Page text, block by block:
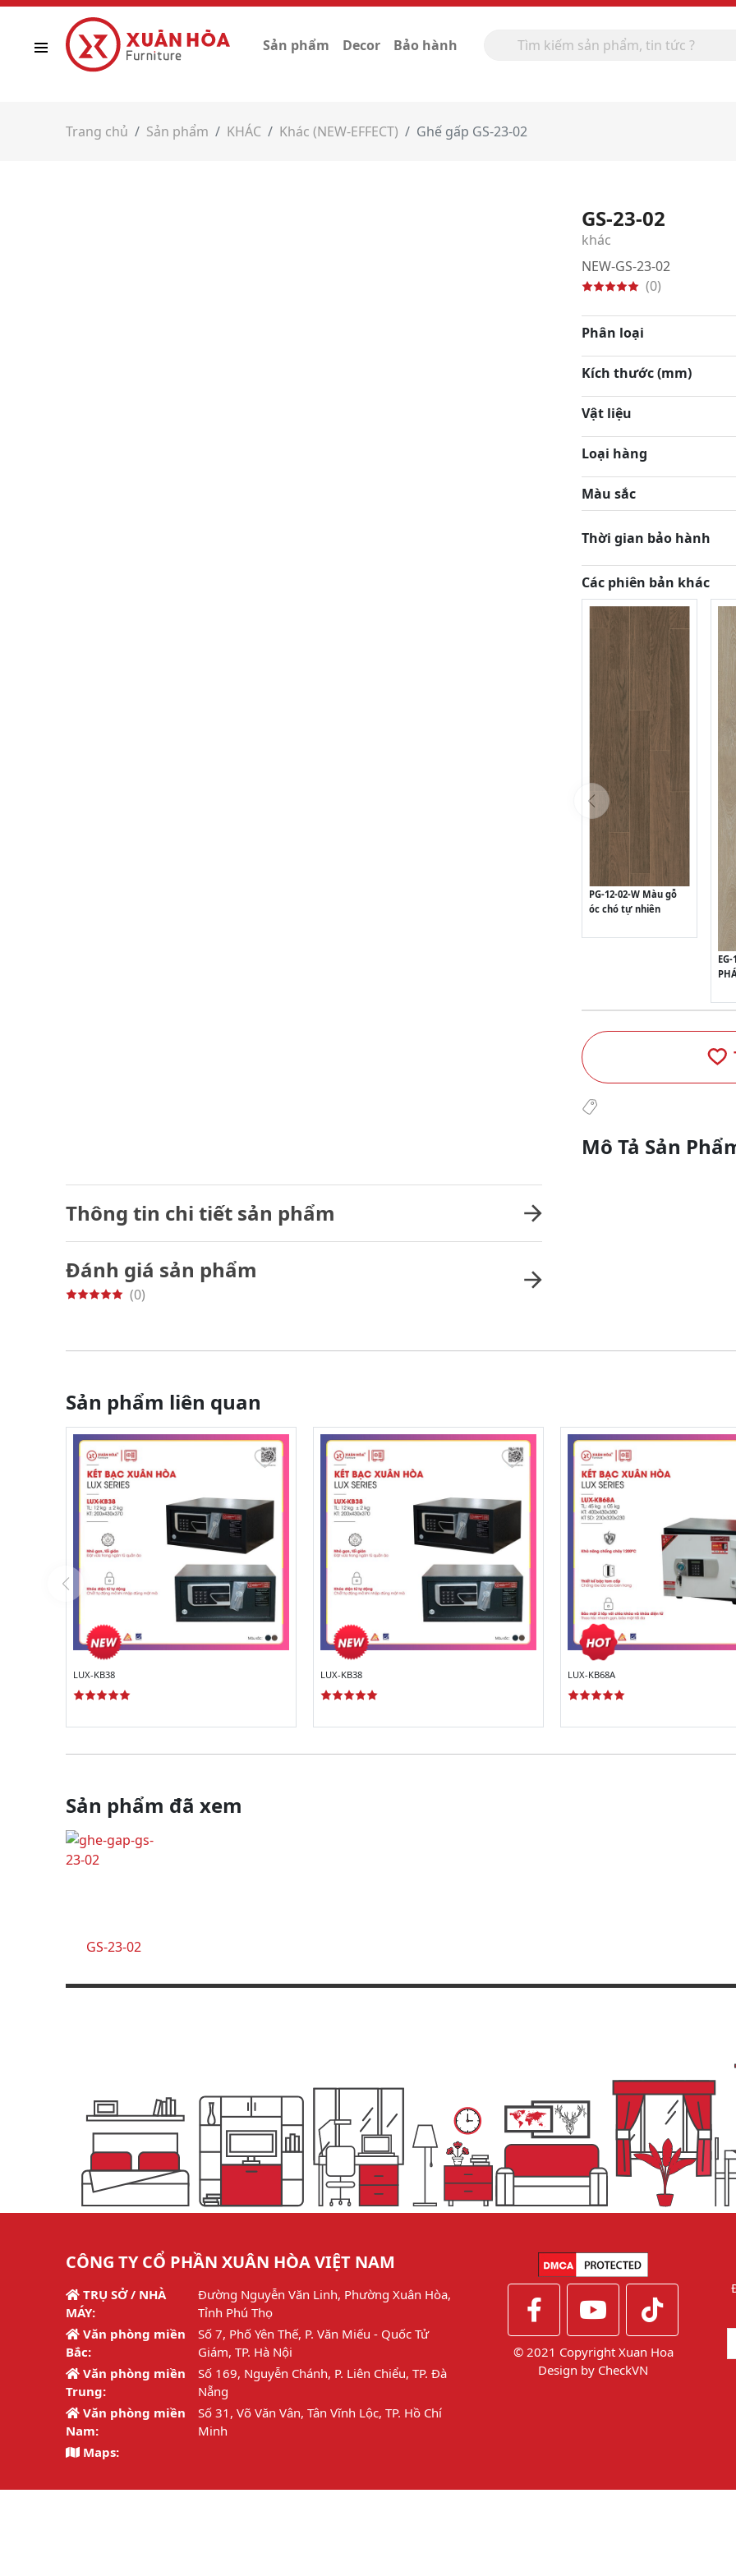
Sản phẩm Decor Bảo hành
Trang chủ Sản phẩm KHÁC Khác (NEW-EFFECT) Ghế gấp GS-23-02
GS-23-02
khác
NEW-GS-23-02
(0)
Phân loại
Kích thước (mm)
Vật liệu
Loại hàng
Màu sắc
Thời gian bảo hành
Các phiên bản khác
PG-12-02-W Màu gỗ
óc chó tự nhiên
Mô Tả Sản
Thông tin chi tiết sản phẩm
Đánh giá sản phẩm
(0)
Sản phẩm liên quan
LUX-KB38 LUX-KB38 LUX-KB68A
Sản phẩm đã xem
GS-23-02
CÔNG TY CỔ PHẦN XUÂN HÒA VIỆT NAM
TRỤ SỞ / NHÀ
MÁY:
Đường Nguyễn Văn Linh, Phường Xuân Hòa,
Tỉnh Phú Thọ
Văn phòng miền
Bắc:
Số 7, Phố Yên Thế, P. Văn Miếu - Quốc Tử
Giám, TP. Hà Nội
Văn phòng miền
Trung:
Số 169, Nguyễn Chánh, P. Liên Chiểu, TP. Đà
Nẵng
Văn phòng miền
Nam:
Số 31, Võ Văn Vân, Tân Vĩnh Lộc, TP. Hồ Chí
Minh
Maps:
© 2021 Copyright Xuan Hoa
Design by CheckVN